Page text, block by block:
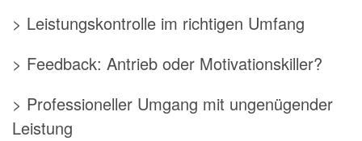
> Leistungskontrolle im richtigen Umfang
> Feedback: Antrieb oder Motivationskiller?
> Professioneller Umgang mit ungenügender
Leistung